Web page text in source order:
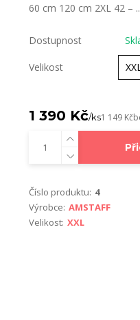
60 cm 120 cm 2XL 42 –
Dostupnost
Velikost
1 390 Kč/ks1 149 Kč
Číslo produktu: 4
Výrobce: AMSTAFF
Velikost: XXL